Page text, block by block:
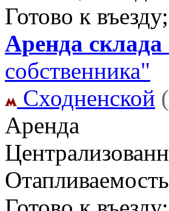
Готово к
Аренда
собственника"
Сходненской
Аренда